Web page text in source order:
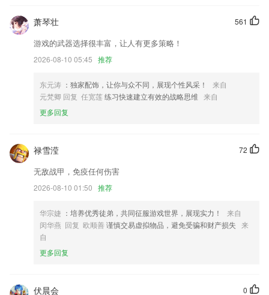
6.1：有着独特的答案解析功能，可以把我们经常做错的题目给我们解
答。
澳门必中一肖一码第一个更新了什么?
上线个人中心页面，注册登录app更新评价更便捷。
新增文字转语音功能，多种情感男声女声供您选择
专业杀毒引擎，365天保护手机
联系我们
以上就是澳门必中一肖一码第一个的介绍，如果您喜欢这款软件，您可以
进行优化修改。
561
萧琴壮
游戏的武器选择很丰富，让人有更多策略！
2026-08-10 05:45 推荐
东元涛 ：独家配饰，让你与众不同，展现个性风采！
来自
元梵卿 回复 任宽莲练习快速建立有效的战略思维 来自
更多回复
72
禄雪滢
无敌战甲，免疫任何伤害
2026-08-10 01:50 推荐
华宗婕 ：培养优秀徒弟，共同征服游戏世界，展现实力！
来自
闵华燕 回复 欧顺善 谨慎交易虚拟物品，避免受骗和财产损失 来
自
更多回复
0
伏晨会